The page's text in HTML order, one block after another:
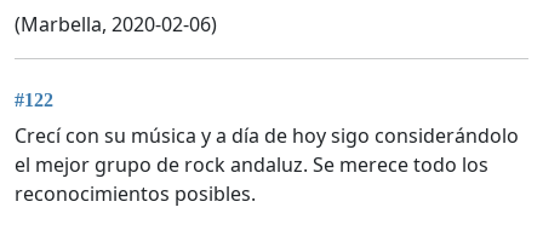
(Marbella, 2020-02-06)
#122
Crecí con su música y a día de hoy sigo considerándolo
el mejor grupo de rock andaluz. Se merece todo los
reconocimientos posibles.